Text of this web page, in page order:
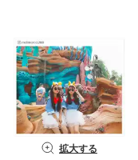
拡大する